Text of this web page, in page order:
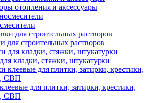
отопления и аксессуары
для строительных растворов
кладки, стяжки, штукатурки
для плитки, затирки, крестики,
СВП